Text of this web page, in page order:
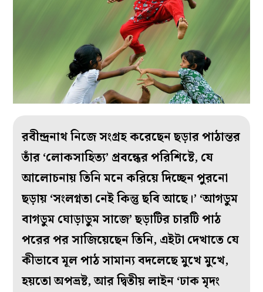
রবীন্দ্রনাথ নিজে সংগ্রহ করেছেন ছড়ার পাঠান্তর
তাঁর ‘লোকসাহিত্য’ প্রবন্ধের পরিশিষ্টে, যে
আলোচনায় তিনি মনে করিয়ে দিচ্ছেন পুরনো
ছড়ায় ‘সংলগ্নতা নেই কিন্তু ছবি আছে।’ ‘আগডুম
বাগডুম ঘোড়াডুম সাজে’ ছড়াটির চারটি পাঠ
পরের পর সাজিয়েছেন তিনি, এইটা দেখাতে যে
কীভাবে মূল পাঠ সামান্য বদলেছে মুখে মুখে,
হয়তো অপভ্রষ্ট, আর দ্বিতীয় লাইন ‘ঢাক মৃদং